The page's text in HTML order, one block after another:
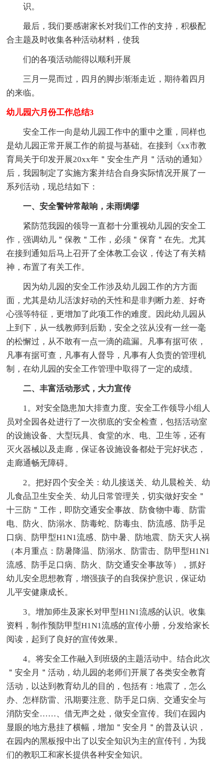
识。
最后，我们要感谢家长对我们工作的支持，积极配
合主题及时收集各种活动材料，使我
们的各项活动能得以顺利开展
三月一晃而过，四月的脚步渐渐走近，期待着四月
的来临。
幼儿园六月份工作总结3
安全工作一向是幼儿园工作中的重中之重，同样也
是幼儿园正常开展工作的前提与基础。在接到《xx市教
育局关于印发开展20xx年＂安全生产月＂活动的通知》
后，我园制定了实施方案并结合自身实际情况开展了一
系列活动，现总结如下：
一、安全警钟常敲响，未雨绸缪
紧防范我园的领导一直都十分重视幼儿园的安全工
作，强调幼儿＂保教＂工作，必须＂保育＂在先。尤其
在接到通知后马上召开了全体教工会议，传达了有关精
神，布置了有关工作。
因为幼儿园的安全工作涉及幼儿园工作的方方面
面，尤其是幼儿活泼好动的天性和是非判断力差、好奇
心强等特征，更增加了此项工作的难度。因此幼儿园从
上到下，从一线教师到后勤，安全之弦从没有一丝一毫
的松懈过，从不敢有一点一滴的疏漏。凡事有据可依，
凡事有据可查，凡事有人督导，凡事有人负责的管理机
制，在幼儿园的安全工作管理中取得了一定的成绩。
二、丰富活动形式，大力宣传
1。对安全隐患加大排查力度。安全工作领导小组人
员对全园各处进行了一次彻底的'安全检查，包括活动室
的设施设备、大型玩具、食堂的水、电、卫生等，还有
灭火器械以及走廊，保证各设施设备都处于完好状态，
走廊通畅无障碍。
2。把好四个安全关：幼儿接送关、幼儿晨检关、幼
儿食品卫生安全关、幼儿日常管理关，切实做好安全＂
十三防＂工作，即防交通安全事故、防食物中毒、防雷
电、防火、防溺水、防毒蛇、防毒虫、防流感、防手足
口病、防甲型H1N1流感、防中暑、防地震、防天灾人祸
（本月重点：防暑降温、防溺水、防雷击、防甲型H1N1
流感、防手足口病、防火、防交通安全事故等），抓好
幼儿安全思想教育，增强孩子的自我保护意识，保证幼
儿平安健康成长。
3。增加师生及家长对甲型H1N1流感的认识。收集
资料，制作预防甲型H1N1流感的宣传小册，分发给家长
阅读，起到了良好的宣传效果。
4。将安全工作融入到班级的主题活动中。结合此次
＂安全月＂活动，幼儿园的老师们开展了各类安全教育
活动，以达到教育幼儿的目的，包括有：地震了，怎么
办、怎样防雷、汛期要注意、防手足口病、交通安全与
消防安全……、借无声之处，做安全宣传。我们在园内
显眼的地方悬挂了横幅，增加＂安全月＂的普及认识，
在园内的黑板报中出了以安全知识为主的宣传刊，为我
们的教职工和家长提供各种安全知识。